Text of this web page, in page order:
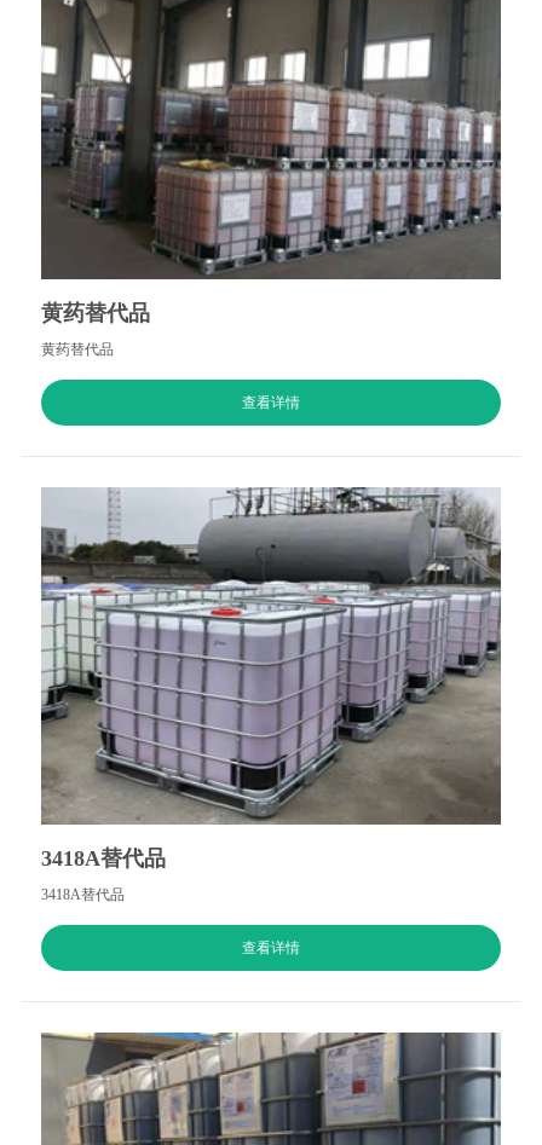
黄药替代品
黄药替代品
查看详情
3418A替代品
3418A替代品
查看详情